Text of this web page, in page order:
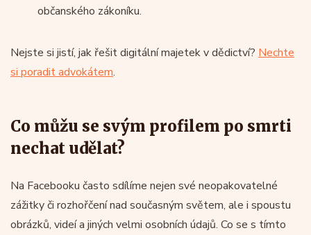
občanského zákoníku.
Nejste si jistí, jak řešit digitální majetek v dědictví? Nechte
si poradit advokátem.
Co můžu se svým profilem po smrti
nechat udělat?
Na Facebooku často sdílíme nejen své neopakovatelné
zážitky či rozhořčení nad současným světem, ale i spoustu
obrázků, videí a jiných velmi osobních údajů. Co se s tímto